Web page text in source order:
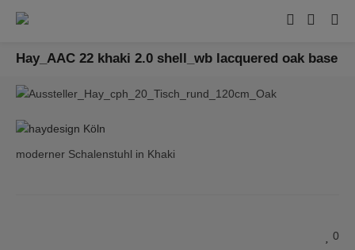
Hay_AAC 22 khaki 2.0 shell_wb lacquered oak base
moderner Schalenstuhl in Khaki
0